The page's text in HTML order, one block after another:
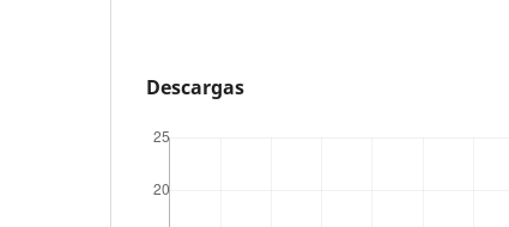
Descargas